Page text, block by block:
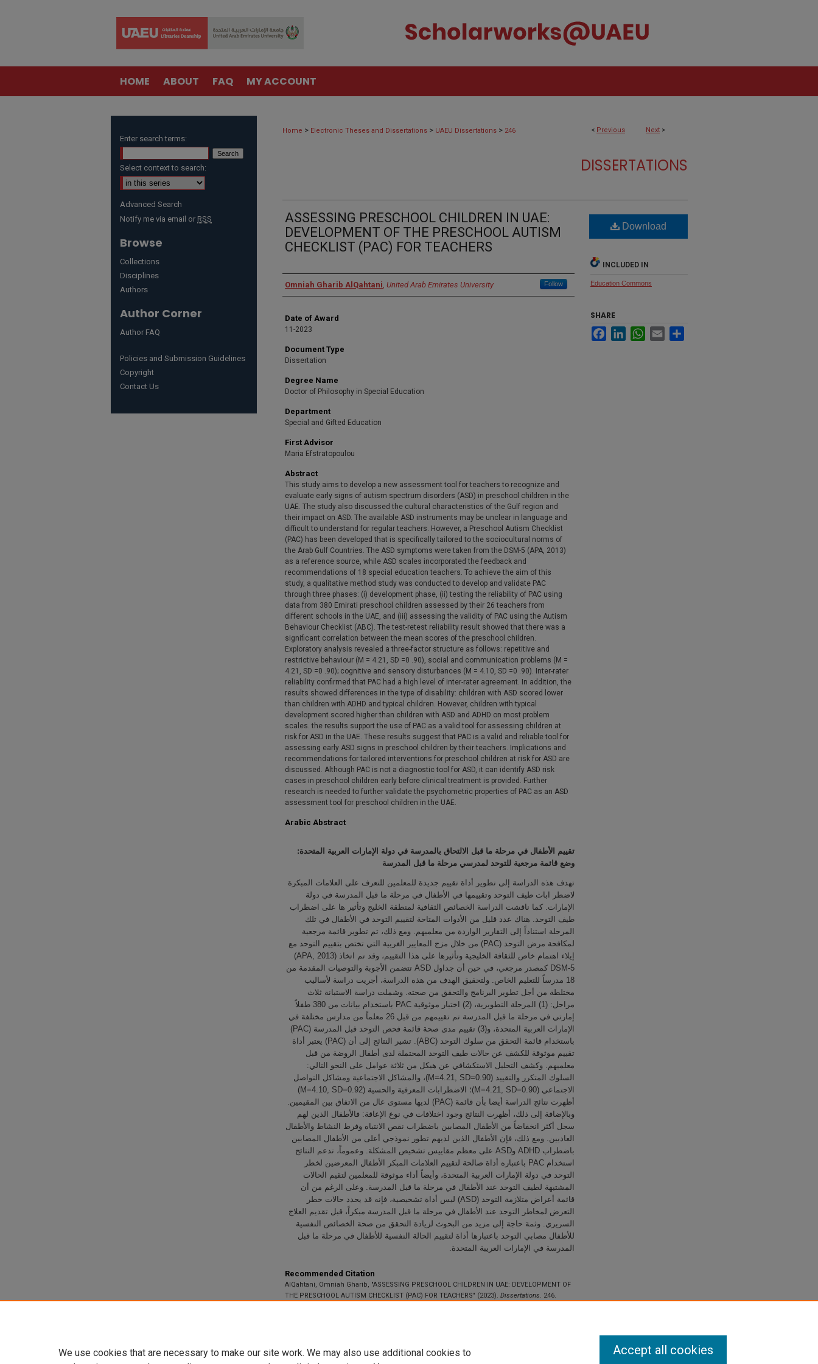
HOME ABOUT FAQ MY ACCOUNT
< Previous Next >
Home > Electronic Theses and Dissertations > UAEU Dissertations > 246
DISSERTATIONS
ASSESSING PRESCHOOL CHILDREN IN UAE:
DEVELOPMENT OF THE PRESCHOOL AUTISM
CHECKLIST (PAC) FOR TEACHERS
Author
Omniah Gharib AlQahtani, United Arab Emirates University Follow
Date of Award
11-2023
Document Type
Dissertation
Degree Name
Doctor of Philosophy in Special Education
Department
Special and Gifted Education
First Advisor
Maria Efstratopoulou
Abstract
This study aims to develop a new assessment tool for teachers to recognize and
evaluate early signs of autism spectrum disorders (ASD) in preschool children in the
UAE. The study also discussed the cultural characteristics of the Gulf region and
their impact on ASD. The available ASD instruments may be unclear in language and
difficult to understand for regular teachers. However, a Preschool Autism Checklist
(PAC) has been developed that is specifically tailored to the sociocultural norms of
the Arab Gulf Countries. The ASD symptoms were taken from the DSM-5 (APA, 2013)
as a reference source, while ASD scales incorporated the feedback and
recommendations of 18 special education teachers. To achieve the aim of this
study, a qualitative method study was conducted to develop and validate PAC
through three phases: (i) development phase, (ii) testing the reliability of PAC using
data from 380 Emirati preschool children assessed by their 26 teachers from
different schools in the UAE, and (iii) assessing the validity of PAC using the Autism
Behaviour Checklist (ABC). The test-retest reliability result showed that there was a
significant correlation between the mean scores of the preschool children.
Exploratory analysis revealed a three-factor structure as follows: repetitive and
restrictive behaviour (M = 4.21, SD =0 .90), social and communication problems (M =
4.21, SD =0 .90); cognitive and sensory disturbances (M = 4.10, SD =0 .90). Inter-rater
reliability confirmed that PAC had a high level of inter-rater agreement. In addition, the
results showed differences in the type of disability: children with ASD scored lower
than children with ADHD and typical children. However, children with typical
development scored higher than children with ASD and ADHD on most problem
scales. the results support the use of PAC as a valid tool for assessing children at
risk for ASD in the UAE. These results suggest that PAC is a valid and reliable tool for
assessing early ASD signs in preschool children by their teachers. Implications and
recommendations for tailored interventions for preschool children at risk for ASD are
discussed. Although PAC is not a diagnostic tool for ASD, it can identify ASD risk
cases in preschool children early before clinical treatment is provided. Further
research is needed to further validate the psychometric properties of PAC as an ASD
assessment tool for preschool children in the UAE.
Arabic Abstract
تقييم الأطفال في مرحلة ما قبل الالتحاق بالمدرسة في دولة الإمارات العربية المتحدة:
وضع قائمة مرجعية للتوحد لمدرسي مرحلة ما قبل المدرسة
تهدف هذه الدراسة إلى تطوير أداة تقييم جديدة للمعلمين للتعرف على العلامات المبكرة
لاضطر ابات طيف التوحد وتقييمها في الأطفال في مرحلة ما قبل المدرسة في دولة
الإمارات. كما ناقشت الدراسة الخصائص الثقافية لمنطقة الخليج وتأثير ها على اضطراب
طيف التوحد. هناك عدد قليل من الأدوات المتاحة لتقييم التوحد في الأطفال في تلك
المرحلة استناداً إلى التقارير الواردة من معلميهم. ومع ذلك، تم تطوير قائمة مرجعية
لمكافحة مرض التوحد (PAC) من خلال مزج المعايير الغربية التي تختص بتقييم التوحد مع
إيلاء اهتمام خاص للثقافة الخليجية وتأثيرها على هذا التقييم، وقد تم اتخاذ (APA, 2013)
DSM-5 كمصدر مرجعي، في حين أن جداول ASD تتضمن الأجوبة والتوصيات المقدمة من
18 مدرساً للتعليم الخاص. ولتحقيق الهدف من هذه الدراسة، أجريت دراسة لأساليب
مختلطة من أجل تطوير البرنامج والتحقق من صحته. وشملت دراسة الاستبانة ثلاث
مراحل: (1) المرحلة التطويرية، (2) اختبار موثوقية PAC باستخدام بيانات من 380 طفلاً
إمارتي في مرحلة ما قبل المدرسة تم تقييمهم من قبل 26 معلماً من مدارس مختلفة في
الإمارات العربية المتحدة، و(3) تقييم مدى صحة قائمة فحص التوحد قبل المدرسة (PAC)
باستخدام قائمة التحقق من سلوك التوحد (ABC). تشير النتائج إلى أن (PAC) يعتبر أداة
تقييم موثوقة للكشف عن حالات طيف التوحد المحتملة لدى أطفال الروضة من قبل
معلميهم. وكشف التحليل الاستكشافي عن هيكل من ثلاثة عوامل على النحو التالي:
السلوك المتكرر والتقييد (M=4.21, SD=0.90)، والمشاكل الاجتماعية ومشاكل التواصل
الاجتماعي (M=4.21, SD=0.90)؛ الاضطرابات المعرفية والحسية (M=4.10, SD=0.92)
أظهرت نتائج الدراسة أيضا بأن قائمة (PAC) لديها مستوى عال من الاتفاق بين المقيمين.
وبالإضافة إلى ذلك، أظهرت النتائج وجود اختلافات في نوع الإعاقة: فالأطفال الذين لهم
سجل أكثر انخفاضاً من الأطفال المصابين باضطراب نقص الانتباه وفرط النشاط والأطفال
العاديين. ومع ذلك، فإن الأطفال الذين لديهم تطور نموذجي أعلى من الأطفال المصابين
باضطراب ADHD وASD على معظم مقاييس تشخيص المشكلة. وعموماً، تدعم النتائج
استخدام PAC باعتباره أداة صالحة لتقييم العلامات المبكر الأطفال المعرضين لخطر
التوحد في دولة الإمارات العربية المتحدة، وأيضاً أداء موثوقة للمعلمين لتقيم الحالات
المشتبهة لطيف التوحد عند الأطفال في مرحلة ما قبل المدرسة. وعلى الرغم من أن
قائمة أعراض متلازمة التوحد (ASD) ليس أداة تشخيصية، فإنه قد يحدد حالات خطر
التعرض لمخاطر التوحد عند الأطفال في مرحلة ما قبل المدرسة مبكراً، قبل تقديم العلاج
السريري. وثمة حاجة إلى مزيد من البحوث لزيادة التحقق من صحة الخصائص النفسية
للأطفال مصابي التوحد باعتبارها أداة لتقييم الحالة النفسية للأطفال في مرحلة ما قبل
المدرسة في الإمارات العريبة المتحدة.
Recommended Citation
AlQahtani, Omniah Gharib, "ASSESSING PRESCHOOL CHILDREN IN UAE: DEVELOPMENT OF
THE PRESCHOOL AUTISM CHECKLIST (PAC) FOR TEACHERS" (2023). Dissertations. 246.
Download
INCLUDED IN
Education Commons
SHARE
FacebookLinkedInWhatsApp
Email
Enter search terms:
Select context to search:
Advanced Search
Notify me via email or RSS
Browse
Collections
Disciplines
Authors
Author Corner
Author FAQ
Policies and Submission Guidelines
Copyright
Contact Us
We use cookies that are necessary to make our site work. We may also use additional cookies to
Accept all cookies